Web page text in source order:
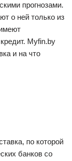
прогнозами.
о ней только из
Myfin.by
и на что
по которой
банков со